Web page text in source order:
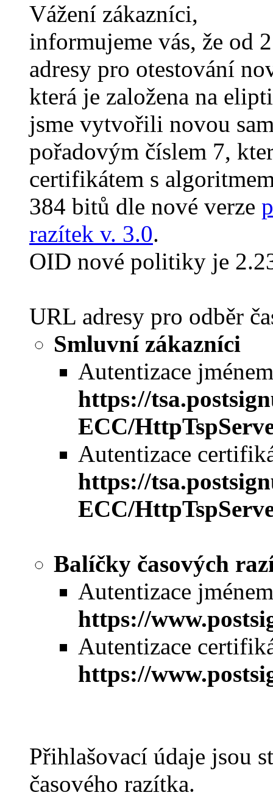
Vážení zákazníci,
informujeme vás, že od
adresy pro otestování
která je založena na
jsme vytvořili novou
pořadovým číslem 7,
certifikátem s
384 bitů dle nové verze
razítek v. 3.0.
OID nové politiky je
URL adresy pro odběr
Smluvní zákazníci
Autentizace
https://
ECC/
Autentizace
https://
ECC/
Balíčky časových
Autentizace
https://
Autentizace
https://
Přihlašovací údaje jsou
časového razítka.